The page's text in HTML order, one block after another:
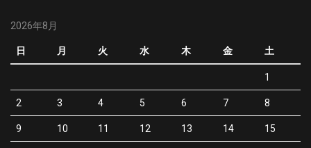
2026年8月
日 月 火 水 木 金 土
1
2 3 4 5 6 7 8
9 10 11 12 13 14 15